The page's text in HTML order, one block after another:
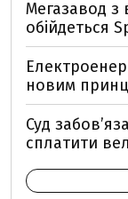
Мегазавод з
обійдеться
новим
Суд
сплатити